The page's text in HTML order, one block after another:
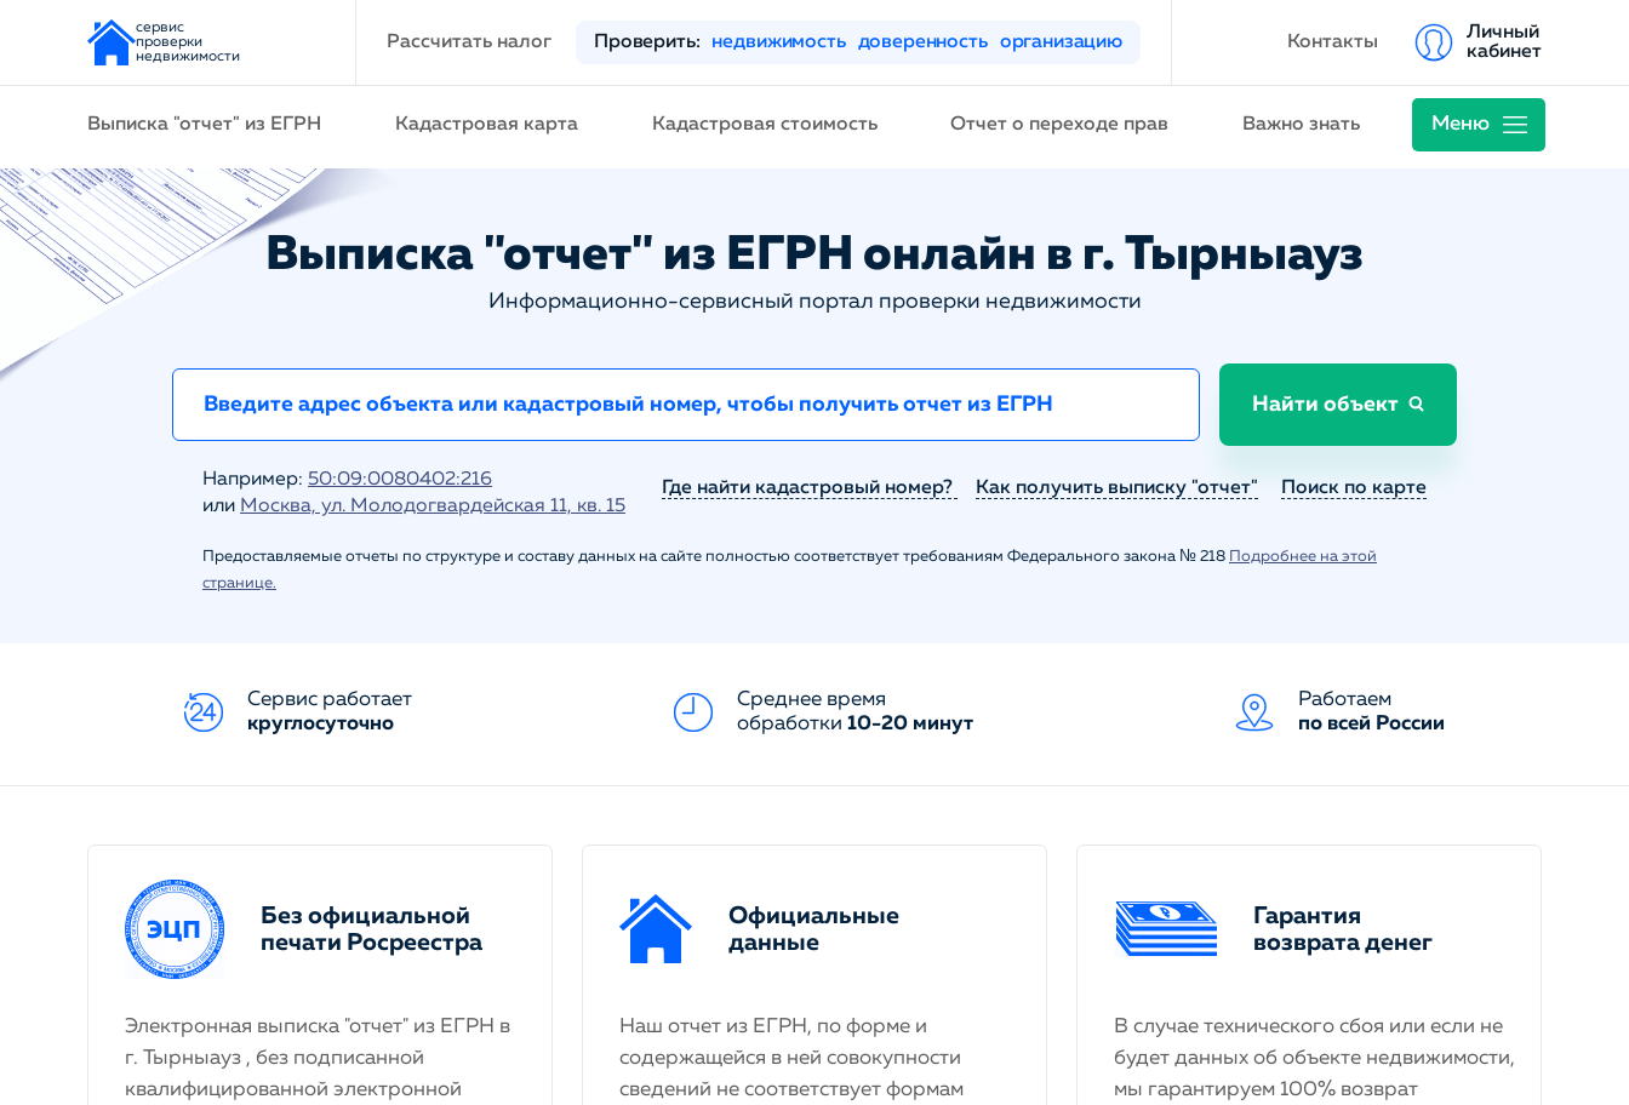
сервис
проверки
недвижимости
Рассчитать налог Проверить: недвижимость доверенность организацию Контакты
Личный
кабинет
Выписка "отчет" из ЕГРН Кадастровая карта Кадастровая стоимость Отчет о переходе прав Важно знать Меню
Выписка "отчет" из ЕГРН онлайн в г. Тырныауз
Информационно-сервисный портал проверки недвижимости
Найти объект
Например: 50:09:0080402:216
или Москва, ул. Молодогвардейская 11, кв. 15
Где найти кадастровый номер? Как получить выписку "отчет" Поиск по карте
Предоставляемые отчеты по структуре и составу данных на сайте полностью соответствует требованиям Федерального закона № 218 Подробнее на этой
странице.
Сервис работает
круглосуточно
Среднее время
обработки 10-20 минут
Работаем
по всей России
Без официальной
печати Росреестра
Электронная выписка "отчет" из ЕГРН в
г. Тырныауз , без подписанной
квалифицированной электронной
Официальные
данные
Наш отчет из ЕГРН, по форме и
содержащейся в ней совокупности
сведений не соответствует формам
Гарантия
возврата денег
В случае технического сбоя или если не
будет данных об объекте недвижимости,
мы гарантируем 100% возврат